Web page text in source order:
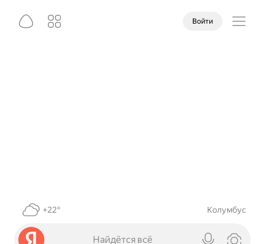
Войти
+22° Колумбус
Найдётся всё